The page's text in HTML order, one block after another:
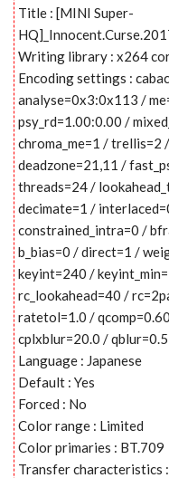
Title : [MINI Super-
Writing library : x264
Encoding settings :
analyse=0x3:0x113 /
psy_rd=1.00:0.00 /
chroma_me=1 / trellis=2
deadzone=21,11 /
threads=24 /
decimate=1 /
constrained_intra=0 /
b_bias=0 / direct=1 /
keyint=240 /
rc_lookahead=40 /
ratetol=1.0 /
cplxblur=20.0 /
Language : Japanese
Default : Yes
Forced : No
Color range : Limited
Color primaries : BT.709
Transfer characteristics